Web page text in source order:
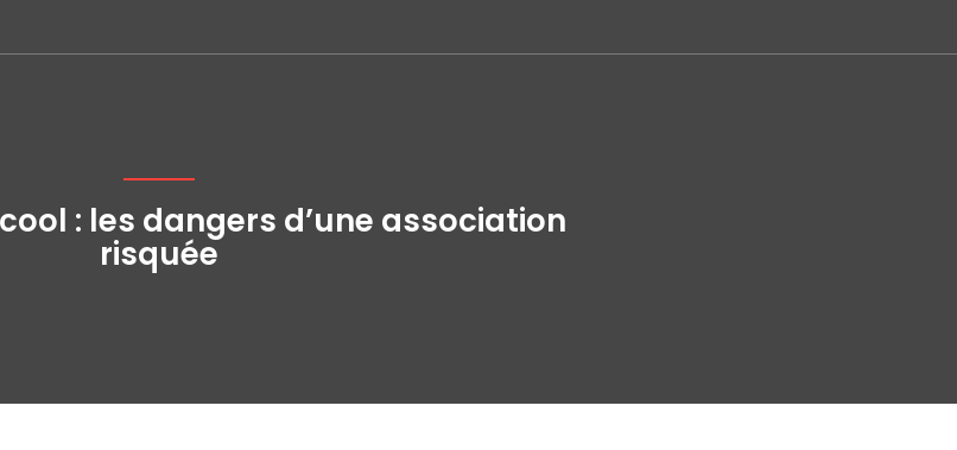
: les dangers d’une association
risquée